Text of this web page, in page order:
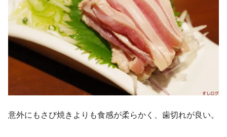
意外にもさび焼きよりも食感が柔らかく、歯切れが良い。